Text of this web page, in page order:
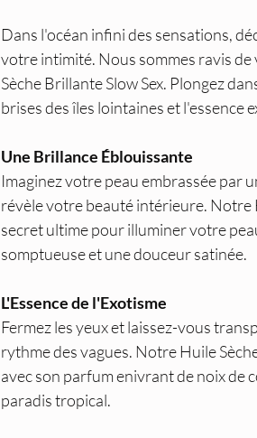
Dans l'océan infini des sensations,
votre intimité. Nous sommes ravis
Sèche Brillante Slow Sex. Plongez
brises des îles lointaines et l'essence
Une Brillance Éblouissante
Imaginez votre peau embrassée par
révèle votre beauté intérieure. Notre
secret ultime pour illuminer votre
somptueuse et une douceur satinée.
L'Essence de l'Exotisme
Fermez les yeux et laissez-vous
rythme des vagues. Notre Huile
avec son parfum enivrant de noix de
paradis tropical.